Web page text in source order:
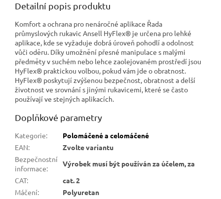
mimořádně jemnou strukturou
L/8, XL/9,...
Detailní popis produktu
Komfort a ochrana pro nenáročné aplikace Řada
průmyslových rukavic Ansell HyFlex® je určena pro lehké
aplikace, kde se vyžaduje dobrá úroveň pohodlí a odolnost
vůči oděru. Díky umožnění přesné manipulace s malými
předměty v suchém nebo lehce zaolejovaném prostředí jsou
HyFlex® praktickou volbou, pokud vám jde o obratnost.
HyFlex® poskytují zvýšenou bezpečnost, obratnost a delší
životnost ve srovnání s jinými rukavicemi, které se často
používají ve stejných aplikacích.
Doplňkové parametry
Kategorie:
Polomáčené a celomáčené
EAN:
Zvolte variantu
Bezpečnostní
informace:
Výrobek musí být používán za účelem, za
CAT:
cat. 2
Máčení:
Polyuretan